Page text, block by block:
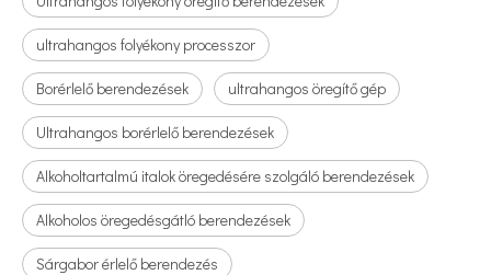
ultrahangos folyékony processzor
Borérlelő berendezések ultrahangos öregítő gép
Ultrahangos borérlelő berendezések
Alkoholtartalmú italok öregedésére szolgáló berendezések
Alkoholos öregedésgátló berendezések
Sárgabor érlelő berendezés